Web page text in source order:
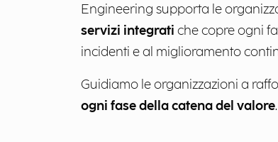
Engineering supporta le
servizi integrati che copre ogni
incidenti e al miglioramento
Guidiamo le organizzazioni a
ogni fase della catena del valore.